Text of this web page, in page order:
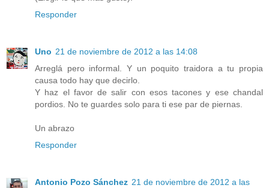
Responder
Uno 21 de noviembre de 2012 a las 14:08
Arreglá pero informal. Y un poquito traidora a tu propia
causa todo hay que decirlo.
Y haz el favor de salir con esos tacones y ese chandal
pordios. No te guardes solo para ti ese par de piernas.
Un abrazo
Responder
Antonio Pozo Sánchez 21 de noviembre de 2012 a las